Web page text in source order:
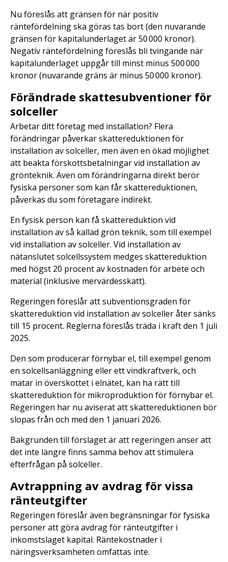
Nu föreslås att gränsen för när positiv
räntefördelning ska göras tas bort (den nuvarande
gränsen för kapitalunderlaget är 50 000 kronor).
Negativ räntefördelning föreslås bli tvingande när
kapitalunderlaget uppgår till minst minus 500 000
kronor (nuvarande gräns är minus 50 000 kronor).
Förändrade skattesubventioner för
solceller
Arbetar ditt företag med installation? Flera
förändringar påverkar skattereduktionen för
installation av solceller, men även en ökad möjlighet
att beakta förskottsbetalningar vid installation av
grönteknik. Även om förändringarna direkt berör
fysiska personer som kan får skattereduktionen,
påverkas du som företagare indirekt.
En fysisk person kan få skattereduktion vid
installation av så kallad grön teknik, som till exempel
vid installation av solceller. Vid installation av
nätanslutet solcellssystem medges skattereduktion
med högst 20 procent av kostnaden för arbete och
material (inklusive mervärdesskatt).
Regeringen föreslår att subventionsgraden för
skattereduktion vid installation av solceller åter sänks
till 15 procent. Reglerna föreslås träda i kraft den 1 juli
2025.
Den som producerar förnybar el, till exempel genom
en solcellsanläggning eller ett vindkraftverk, och
matar in överskottet i elnätet, kan ha rätt till
skattereduktion för mikroproduktion för förnybar el.
Regeringen har nu aviserat att skattereduktionen bör
slopas från och med den 1 januari 2026.
Bakgrunden till förslaget är att regeringen anser att
det inte längre finns samma behov att stimulera
efterfrågan på solceller.
Avtrappning av avdrag för vissa
ränteutgifter
Regeringen föreslår även begränsningar för fysiska
personer att göra avdrag för ränteutgifter i
inkomstslaget kapital. Räntekostnader i
näringsverksamheten omfattas inte.